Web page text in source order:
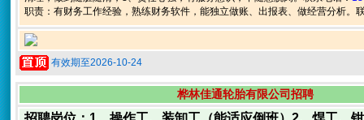
职责：有财务工作经验，熟练财务软件，能独立做账、出报表、做经营分析。
有效期至2026-10-24
桦林佳通轮胎有限公司招聘